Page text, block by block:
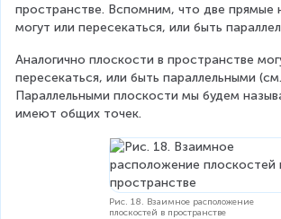
пространстве. Вспомним, что две прямые
могут или пересекаться, или быть
Аналогично плоскости в пространстве
пересекаться, или быть параллельными
Параллельными плоскости мы будем
имеют общих точек.
Рис. 18. Взаимное расположение
плоскостей в пространстве